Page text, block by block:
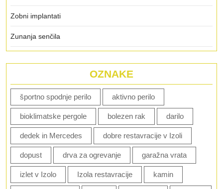
Zobni implantati
Zunanja senčila
OZNAKE
športno spodnje perilo aktivno perilo
bioklimatske pergole bolezen rak darilo
dedek in Mercedes dobre restavracije v Izoli
dopust drva za ogrevanje garažna vrata
izlet v Izolo Izola restavracije kamin